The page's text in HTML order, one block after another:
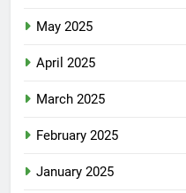
May 2025
April 2025
March 2025
February 2025
January 2025